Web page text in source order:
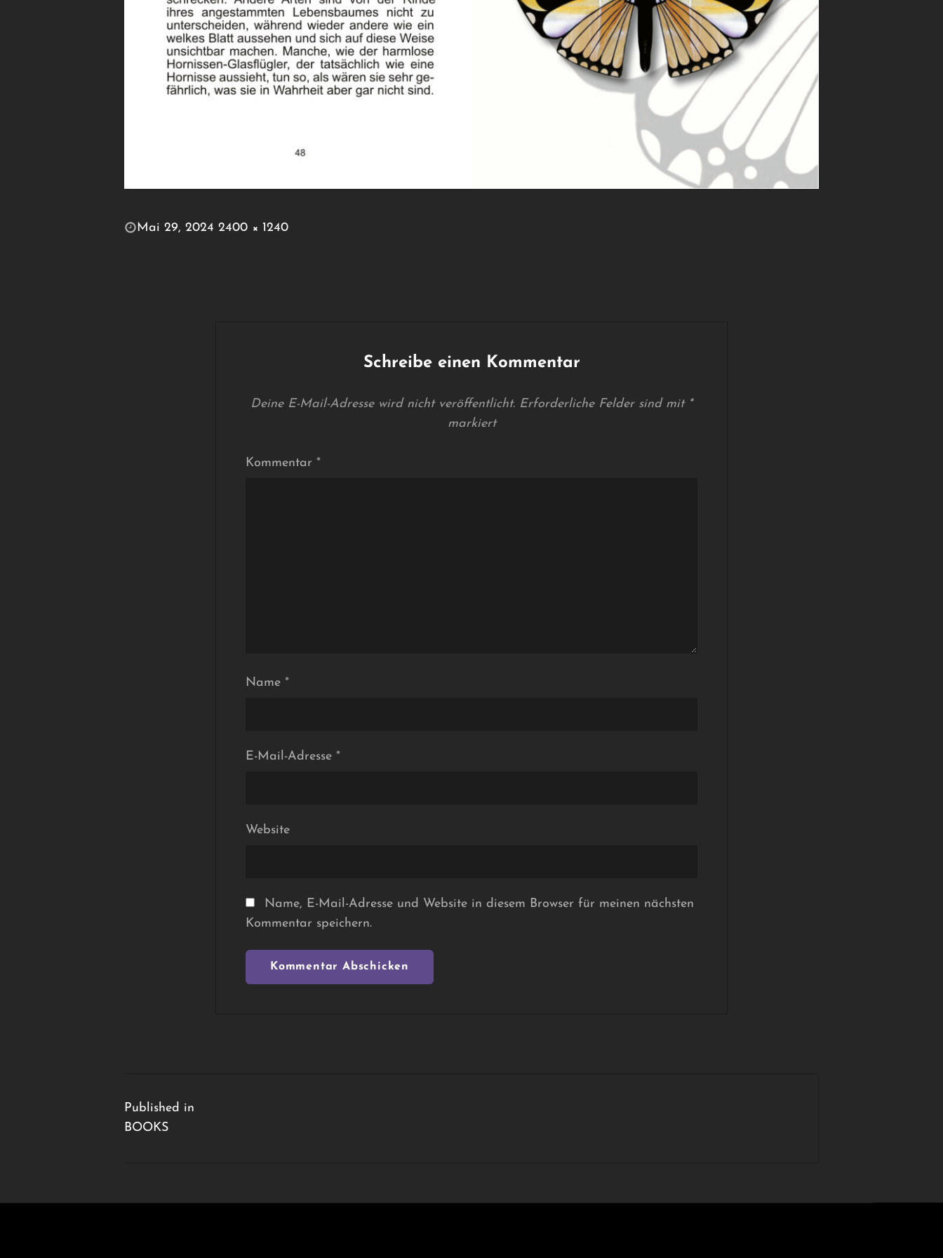
POSTED
Mai 29, 2024 2400 × 1240
Schreibe einen Kommentar
Deine E-Mail-Adresse wird nicht veröffentlicht. Erforderliche Felder sind mit *
markiert
Kommentar *
Name *
E-Mail-Adresse *
Website
Name, E-Mail-Adresse und Website in diesem Browser für meinen nächsten
Kommentar speichern.
Published in
BOOKS